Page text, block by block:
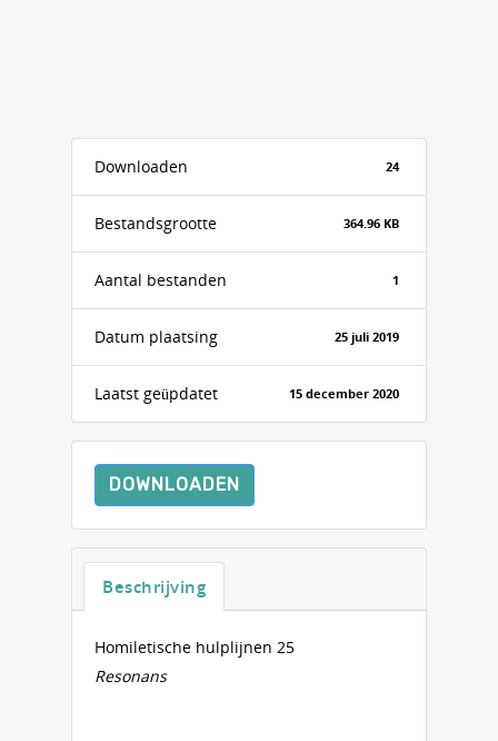
Downloaden 24
Bestandsgrootte 364.96 KB
Aantal bestanden 1
Datum plaatsing 25 juli 2019
Laatst geüpdatet 15 december 2020
DOWNLOADEN
Beschrijving
Homiletische hulplijnen 25
Resonans